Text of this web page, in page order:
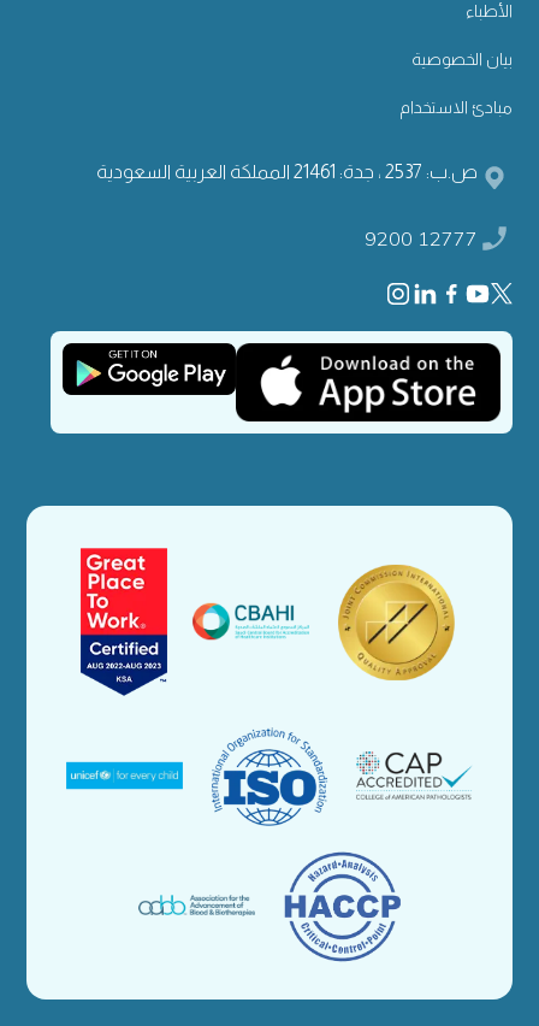
الأطباء
بيان الخصوصية
مبادئ الاستخدام
ص.ب: 2537 ، جدة: 21461 المملكة العربية السعودية
9200 12777